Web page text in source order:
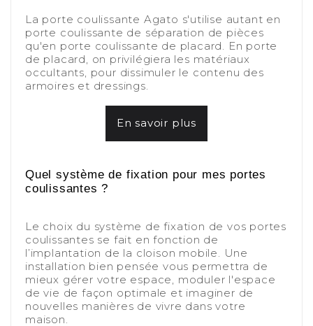
La porte coulissante Agato s'utilise autant en
porte coulissante de séparation de pièces
qu'en porte coulissante de placard. En porte
de placard, on privilégiera les matériaux
occultants, pour dissimuler le contenu des
armoires et dressings.
En savoir plus
Quel système de fixation pour mes portes
coulissantes ?
Le choix du système de fixation de vos portes
coulissantes se fait en fonction de
l’implantation de la cloison mobile. Une
installation bien pensée vous permettra de
mieux gérer votre espace, moduler l'espace
de vie de façon optimale et imaginer de
nouvelles manières de vivre dans votre
maison.